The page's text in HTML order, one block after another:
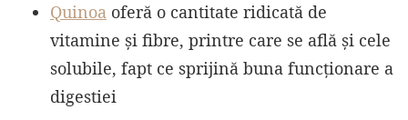
Quinoa oferă o cantitate ridicată de
vitamine și fibre, printre care se află și cele
solubile, fapt ce sprijină buna funcționare a
digestiei